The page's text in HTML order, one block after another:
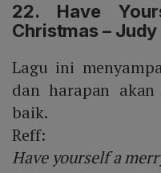
22. Have
Christmas –
Lagu ini
dan harapan
baik.
Reff:
Have yourself a